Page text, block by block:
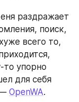
раздражает
поиск,
всего то,
то упорно
для себя
OpenWA.